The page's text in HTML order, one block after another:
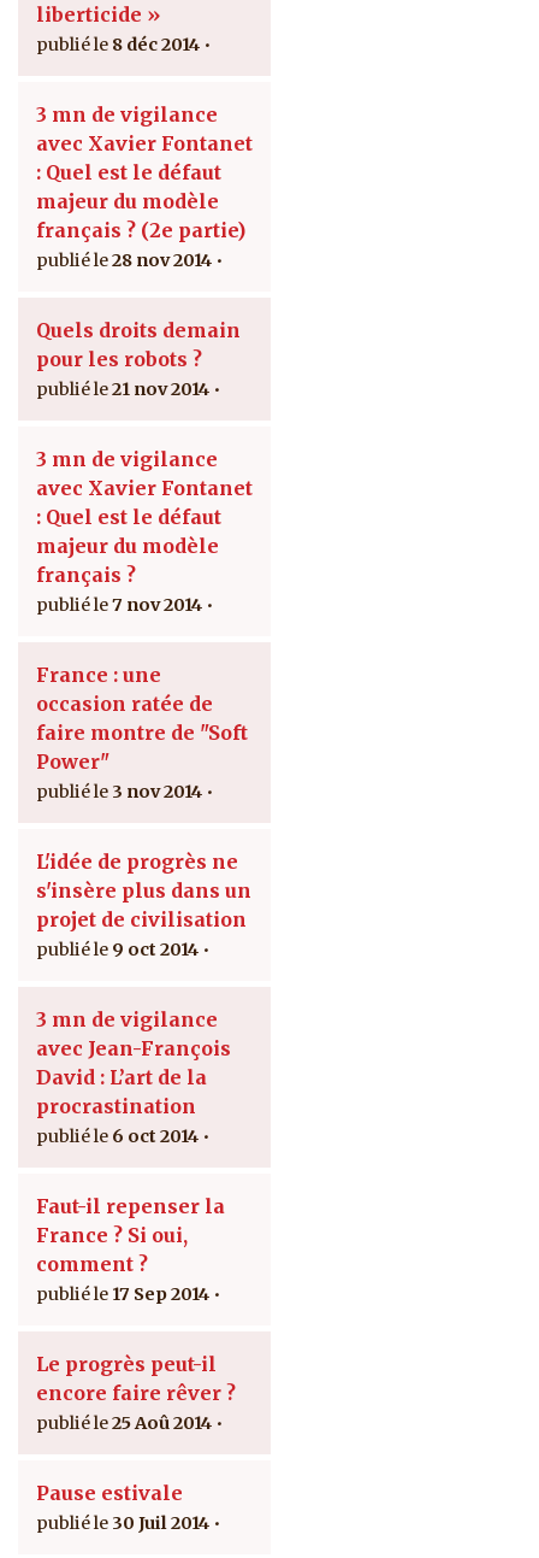
liberticide »
8 déc 2014
3 mn de vigilance
avec Xavier Fontanet
: Quel est le défaut
majeur du modèle
français ? (2e partie)
28 nov 2014
Quels droits demain
pour les robots ?
21 nov 2014
3 mn de vigilance
avec Xavier Fontanet
: Quel est le défaut
majeur du modèle
français ?
7 nov 2014
France : une
occasion ratée de
faire montre de "Soft
Power"
3 nov 2014
L'idée de progrès ne
s'insère plus dans un
projet de civilisation
9 oct 2014
3 mn de vigilance
avec Jean-François
David : L’art de la
procrastination
6 oct 2014
Faut-il repenser la
France ? Si oui,
comment ?
17 Sep 2014
Le progrès peut-il
encore faire rêver ?
25 Aoû 2014
Pause estivale
30 Juil 2014